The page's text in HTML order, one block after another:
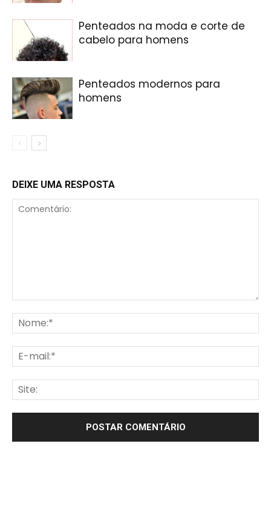
Penteados na moda e corte de
cabelo para homens
Penteados modernos para
homens
DEIXE UMA RESPOSTA